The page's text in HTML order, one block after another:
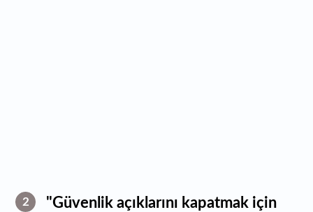
2
"Güvenlik açıklarını kapatmak için